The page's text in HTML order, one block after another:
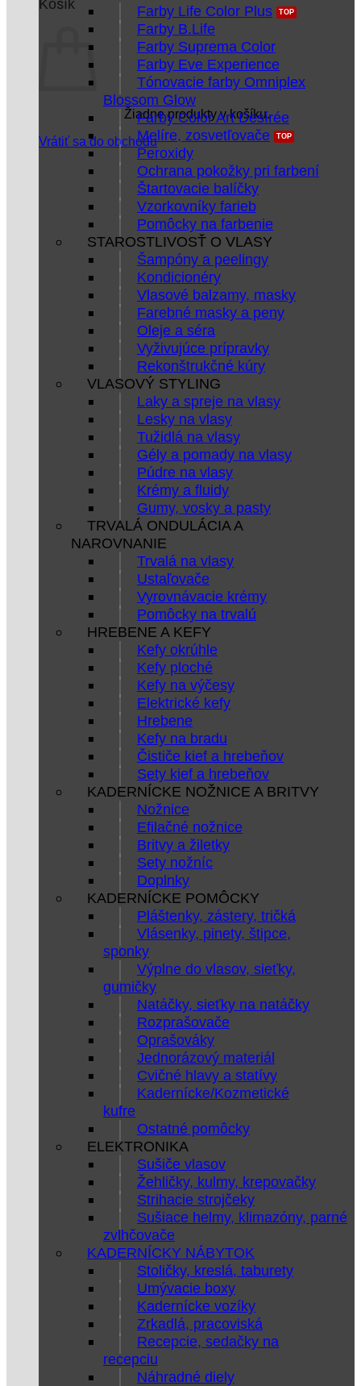
Košík
Žiadne produkty v košíku.
Vrátiť sa do obchodu
Farby Life Color Plus
Farby B.Life
Farby Suprema Color
Farby Eve Experience
Tónovacie farby Omniplex
Blossom Glow
Farby Color Art Desírée
Melíre, zosvetľovače
Peroxidy
Ochrana pokožky pri farbení
Štartovacie balíčky
Vzorkovníky farieb
Pomôcky na farbenie
STAROSTLIVOSŤ O VLASY
Šampóny a peelingy
Kondicionéry
Vlasové balzamy, masky
Farebné masky a peny
Oleje a séra
Vyživujúce prípravky
Rekonštrukčné kúry
VLASOVÝ STYLING
Laky a spreje na vlasy
Lesky na vlasy
Tužidlá na vlasy
Gély a pomady na vlasy
Púdre na vlasy
Krémy a fluidy
Gumy, vosky a pasty
TRVALÁ ONDULÁCIA A
NAROVNANIE
Trvalá na vlasy
Ustaľovače
Vyrovnávacie krémy
Pomôcky na trvalú
HREBENE A KEFY
Kefy okrúhle
Kefy ploché
Kefy na výčesy
Elektrické kefy
Hrebene
Kefy na bradu
Čističe kief a hrebeňov
Sety kief a hrebeňov
KADERNÍCKE NOŽNICE A BRITVY
Nožnice
Efilačné nožnice
Britvy a žiletky
Sety nožníc
Doplnky
KADERNÍCKE POMÔCKY
Pláštenky, zástery, tričká
Vlásenky, pinety, štipce,
sponky
Výplne do vlasov, sieťky,
gumičky
Natáčky, sieťky na natáčky
Rozprašovače
Oprašováky
Jednorázový materiál
Cvičné hlavy a statívy
Kadernícke/Kozmetické
kufre
Ostatné pomôcky
ELEKTRONIKA
Sušiče vlasov
Žehličky, kulmy, krepovačky
Strihacie strojčeky
Sušiace helmy, klimazóny, parné
zvlhčovače
KADERNÍCKY NÁBYTOK
Stoličky, kreslá, taburety
Umývacie boxy
Kadernícke vozíky
Zrkadlá, pracoviská
Recepcie, sedačky na
recepciu
Náhradné diely